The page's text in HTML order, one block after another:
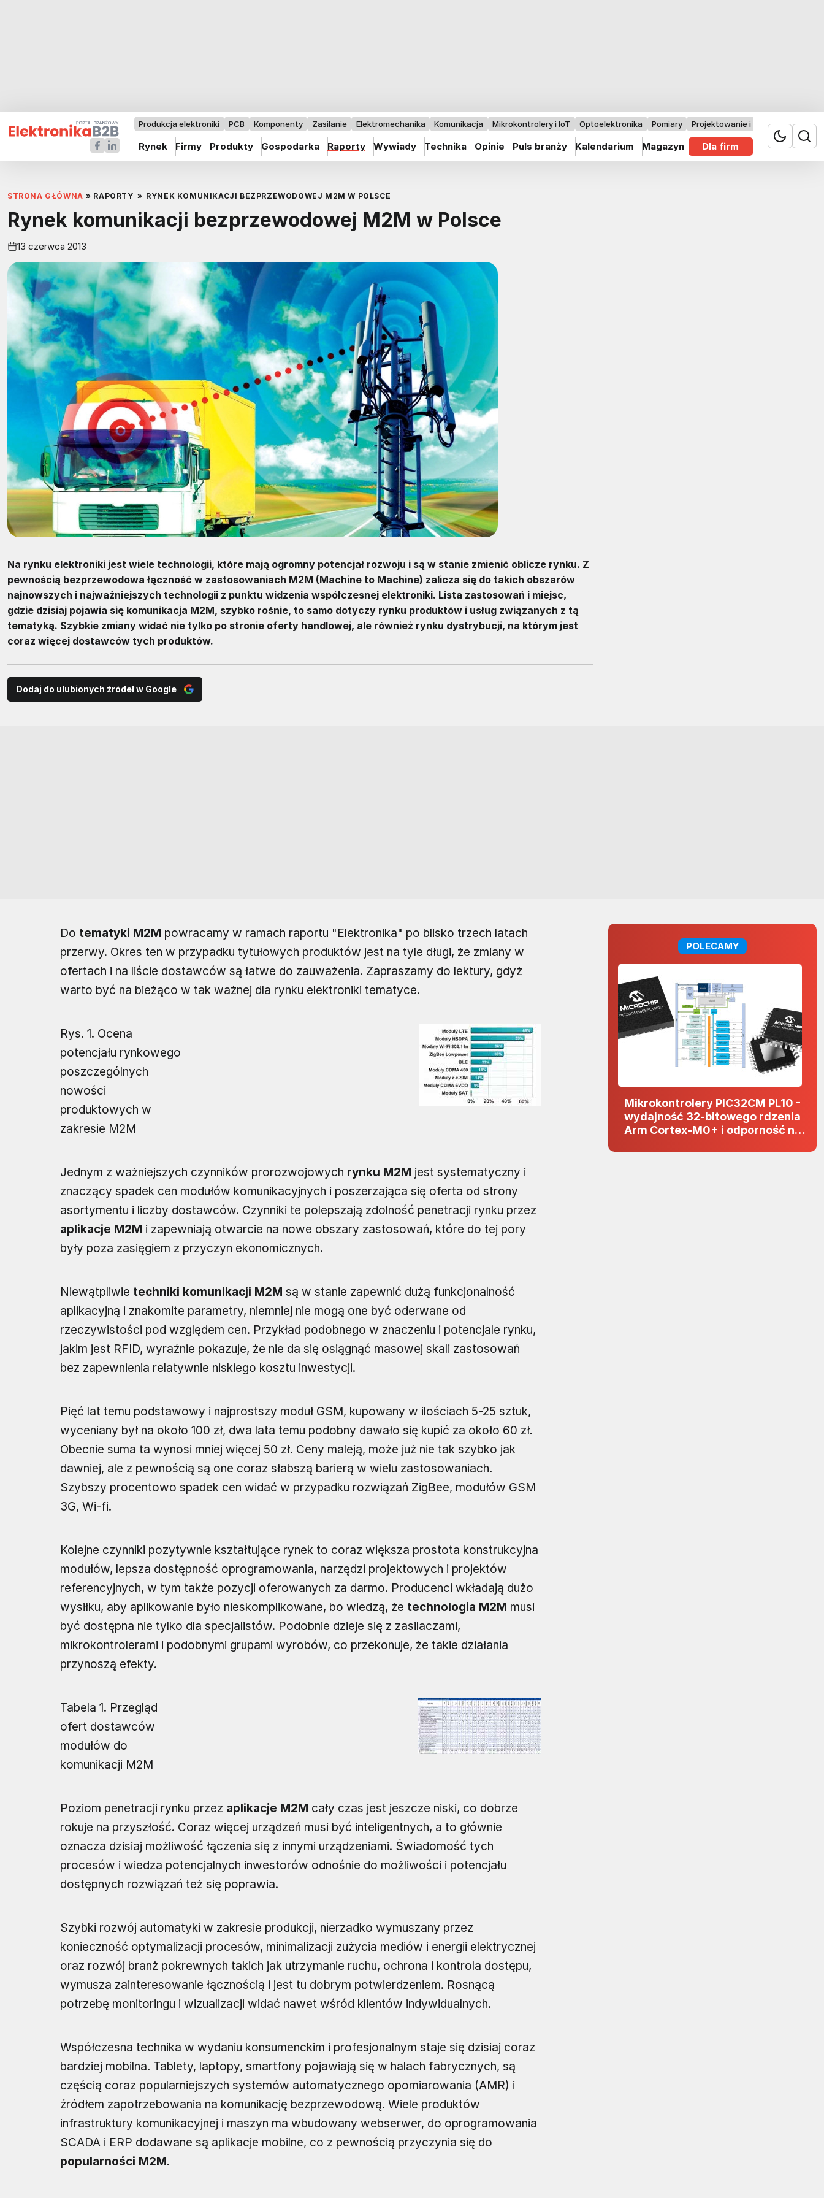
Produkcja elektroniki PCB Komponenty Zasilanie Elektromechanika Komunikacja Mikrokontrolery i IoT Optoelektronika Pomiary Projektowanie i badania
Rynek Firmy Produkty Gospodarka Raporty Wywiady Technika Opinie Puls branży Kalendarium Magazyn Dla firm
STRONA GŁÓWNA » RAPORTY » RYNEK KOMUNIKACJI BEZPRZEWODOWEJ M2M W POLSCE
Rynek komunikacji bezprzewodowej M2M w Polsce
13 czerwca 2013
Na rynku elektroniki jest wiele technologii, które mają ogromny potencjał rozwoju i są w stanie zmienić oblicze rynku. Z
pewnością bezprzewodowa łączność w zastosowaniach M2M (Machine to Machine) zalicza się do takich obszarów
najnowszych i najważniejszych technologii z punktu widzenia współczesnej elektroniki. Lista zastosowań i miejsc,
gdzie dzisiaj pojawia się komunikacja M2M, szybko rośnie, to samo dotyczy rynku produktów i usług związanych z tą
tematyką. Szybkie zmiany widać nie tylko po stronie oferty handlowej, ale również rynku dystrybucji, na którym jest
coraz więcej dostawców tych produktów.
Dodaj do ulubionych źródeł w Google
Do tematyki M2M powracamy w ramach raportu "Elektronika" po blisko trzech latach
przerwy. Okres ten w przypadku tytułowych produktów jest na tyle długi, że zmiany w
ofertach i na liście dostawców są łatwe do zauważenia. Zapraszamy do lektury, gdyż
warto być na bieżąco w tak ważnej dla rynku elektroniki tematyce.
Rys. 1. Ocena
potencjału rynkowego
poszczególnych
nowości
produktowych w
zakresie M2M
Jednym z ważniejszych czynników prorozwojowych rynku M2M jest systematyczny i
znaczący spadek cen modułów komunikacyjnych i poszerzająca się oferta od strony
asortymentu i liczby dostawców. Czynniki te polepszają zdolność penetracji rynku przez
aplikacje M2M i zapewniają otwarcie na nowe obszary zastosowań, które do tej pory
były poza zasięgiem z przyczyn ekonomicznych.
Niewątpliwie techniki komunikacji M2M są w stanie zapewnić dużą funkcjonalność
aplikacyjną i znakomite parametry, niemniej nie mogą one być oderwane od
rzeczywistości pod względem cen. Przykład podobnego w znaczeniu i potencjale rynku,
jakim jest RFID, wyraźnie pokazuje, że nie da się osiągnąć masowej skali zastosowań
bez zapewnienia relatywnie niskiego kosztu inwestycji.
Pięć lat temu podstawowy i najprostszy moduł GSM, kupowany w ilościach 5-25 sztuk,
wyceniany był na około 100 zł, dwa lata temu podobny dawało się kupić za około 60 zł.
Obecnie suma ta wynosi mniej więcej 50 zł. Ceny maleją, może już nie tak szybko jak
dawniej, ale z pewnością są one coraz słabszą barierą w wielu zastosowaniach.
Szybszy procentowo spadek cen widać w przypadku rozwiązań ZigBee, modułów GSM
3G, Wi-fi.
Kolejne czynniki pozytywnie kształtujące rynek to coraz większa prostota konstrukcyjna
modułów, lepsza dostępność oprogramowania, narzędzi projektowych i projektów
referencyjnych, w tym także pozycji oferowanych za darmo. Producenci wkładają dużo
wysiłku, aby aplikowanie było nieskomplikowane, bo wiedzą, że technologia M2M musi
być dostępna nie tylko dla specjalistów. Podobnie dzieje się z zasilaczami,
mikrokontrolerami i podobnymi grupami wyrobów, co przekonuje, że takie działania
przynoszą efekty.
Tabela 1. Przegląd
ofert dostawców
modułów do
komunikacji M2M
Poziom penetracji rynku przez aplikacje M2M cały czas jest jeszcze niski, co dobrze
rokuje na przyszłość. Coraz więcej urządzeń musi być inteligentnych, a to głównie
oznacza dzisiaj możliwość łączenia się z innymi urządzeniami. Świadomość tych
procesów i wiedza potencjalnych inwestorów odnośnie do możliwości i potencjału
dostępnych rozwiązań też się poprawia.
Szybki rozwój automatyki w zakresie produkcji, nierzadko wymuszany przez
konieczność optymalizacji procesów, minimalizacji zużycia mediów i energii elektrycznej
oraz rozwój branż pokrewnych takich jak utrzymanie ruchu, ochrona i kontrola dostępu,
wymusza zainteresowanie łącznością i jest tu dobrym potwierdzeniem. Rosnącą
potrzebę monitoringu i wizualizacji widać nawet wśród klientów indywidualnych.
Współczesna technika w wydaniu konsumenckim i profesjonalnym staje się dzisiaj coraz
bardziej mobilna. Tablety, laptopy, smartfony pojawiają się w halach fabrycznych, są
częścią coraz popularniejszych systemów automatycznego opomiarowania (AMR) i
źródłem zapotrzebowania na komunikację bezprzewodową. Wiele produktów
infrastruktury komunikacyjnej i maszyn ma wbudowany webserwer, do oprogramowania
SCADA i ERP dodawane są aplikacje mobilne, co z pewnością przyczynia się do
popularności M2M.
POLECAMY
Mikrokontrolery PIC32CM PL10 -
wydajność 32-bitowego rdzenia
Arm Cortex-M0+ i odporność na